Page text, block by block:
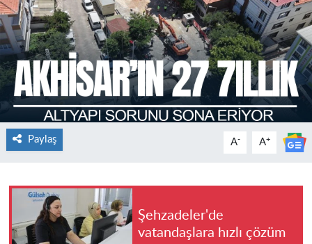
Paylaş A- A+
Şehzadeler'de
vatandaşlara hızlı çözüm